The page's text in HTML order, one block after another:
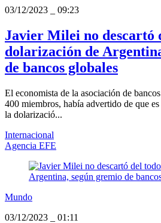
03/12/2023
09:23
Javier Milei no descartó
dolarización de
de bancos globales
El economista de la asociación de
400 miembros, había advertido de que
la dolarizació...
Internacional
Agencia EFE
Mundo
03/12/2023
01:11